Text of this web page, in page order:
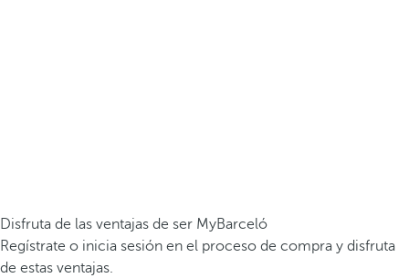
Disfruta de las ventajas de ser MyBarceló
Regístrate o inicia sesión en el proceso de compra y disfruta
de estas ventajas.